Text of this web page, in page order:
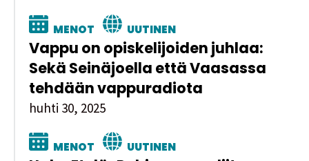
MENOT UUTINEN
Vappu on opiskelijoiden juhlaa:
Sekä Seinäjoella että Vaasassa
tehdään vappuradiota
huhti 30, 2025
MENOT UUTINEN